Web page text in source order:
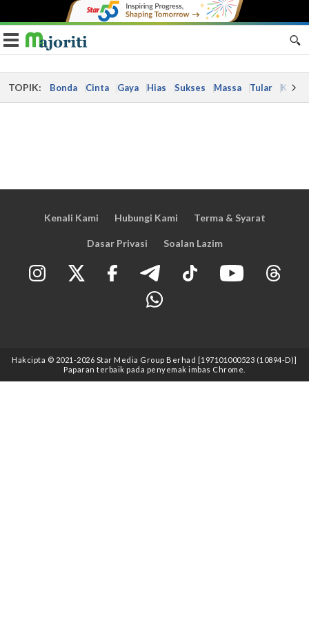
Toggle navigation
TOPIK: Bonda Cinta Gaya Hias Sukses Massa Tular Kes
Kenali Kami Hubungi Kami Terma & Syarat
Dasar Privasi Soalan Lazim
Hakcipta © 2021 -2026 Star Media Group Berhad [197101000523 (10894-D)]
Paparan terbaik pada penyemak imbas Chrome.